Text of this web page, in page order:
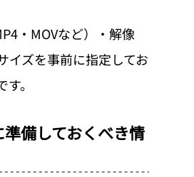
イズを事前に指定してお
。
備しておくべき情